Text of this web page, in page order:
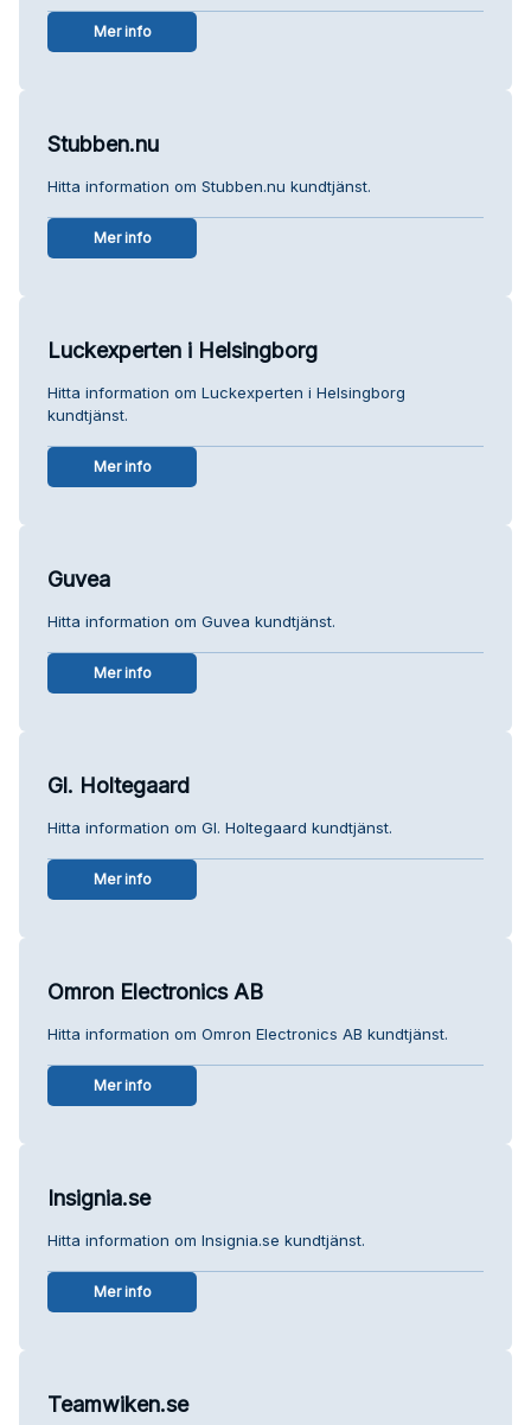
Mer info
Stubben.nu
Hitta information om Stubben.nu kundtjänst.
Mer info
Luckexperten i Helsingborg
Hitta information om Luckexperten i Helsingborg
kundtjänst.
Mer info
Guvea
Hitta information om Guvea kundtjänst.
Mer info
Gl. Holtegaard
Hitta information om Gl. Holtegaard kundtjänst.
Mer info
Omron Electronics AB
Hitta information om Omron Electronics AB kundtjänst.
Mer info
Insignia.se
Hitta information om Insignia.se kundtjänst.
Mer info
Teamwiken.se